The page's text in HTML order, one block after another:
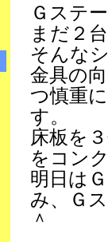
Ｇステ
まだ２
そんな
金具の
つ慎重
す。
床板を
をコン
明日は
み、Ｇ
＾